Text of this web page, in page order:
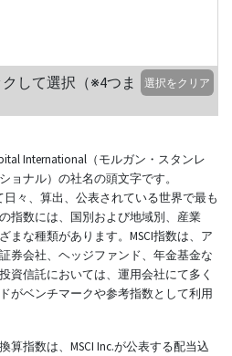
して選択（※4つま
選択をクリア
International（モルガン・スタンレ
ョナル）の社名の頭文字です。
日々、算出、公表されている世界で最も
指数には、国別および地域別、産業
まな種類があります。MSCI指数は、ア
券会社、ヘッジファンド、年金基金な
資信託においては、運用会社にて多く
がベンチマークや参考指数として利用
算指数は、MSCI Inc.が公表する配当込